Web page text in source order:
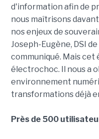
d'information afin de
nous maîtrisons
nos enjeux de
Joseph-Eugène, DSI
communiqué. Mais cet
électrochoc. Il nous a
environnement
transformations déjà
Près de 500